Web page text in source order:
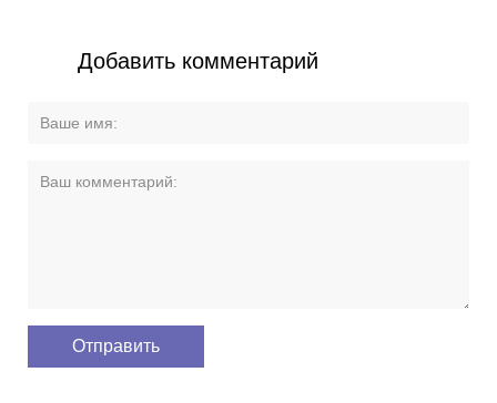
Добавить комментарий